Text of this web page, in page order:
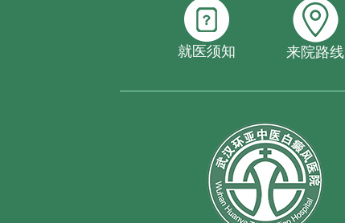
就医须知 来院路线